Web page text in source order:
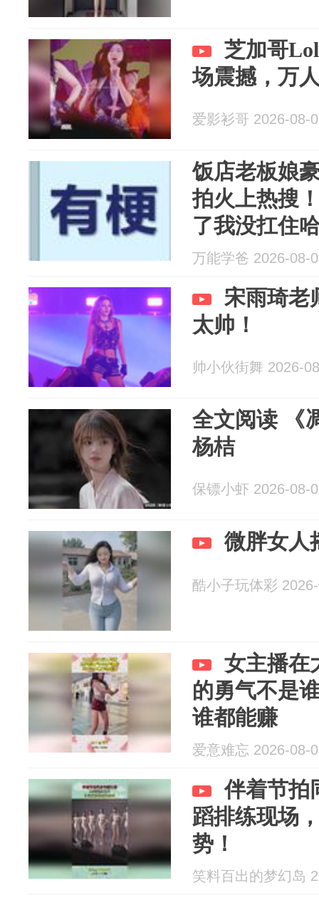
芝加哥
场震撼，万
爱影衫哥 2026-08-
饭店老板娘
拍火上热搜
了我没扛住
万能学爸 2026-08-
宋雨琦老
太帅！
帅小伙街舞 2026-
全文阅读 《
杨桔
保镖小虾 2026-08-
微胖女人
酷小子玩体彩
女主播在
的勇气不是
谁都能赚
爱意难忘 2026-08-
伴着节拍
蹈排练现场
势！
笑料百出的梦幻岛